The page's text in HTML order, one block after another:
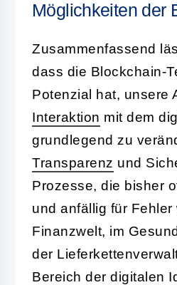
Möglichkeiten der
Zusammenfassend
dass die Blockchain-
Potenzial hat, unsere
Interaktion mit dem
grundlegend zu
Transparenz und
Prozesse, die bisher
und anfällig für
Finanzwelt, im
der
Bereich der digitalen